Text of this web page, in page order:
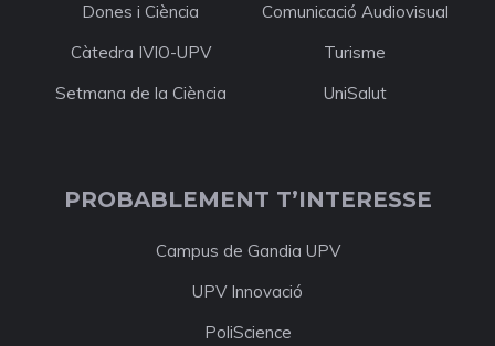
Dones i Ciència
Comunicació Audiovisual
Càtedra IVIO-UPV
Turisme
Setmana de la Ciència
UniSalut
PROBABLEMENT T’INTERESSE
Campus de Gandia UPV
UPV Innovació
PoliScience